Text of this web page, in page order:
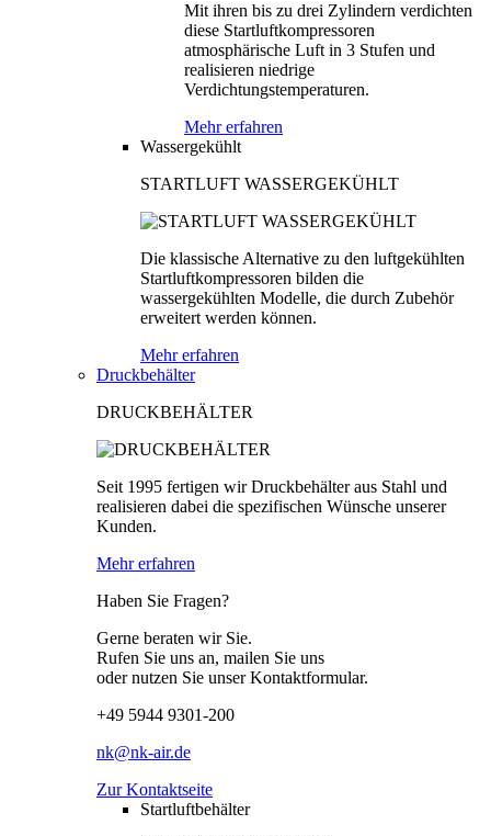
Mit ihren bis zu drei Zylindern verdichten
diese Startluftkompressoren
atmosphärische Luft in 3 Stufen und
realisieren niedrige
Verdichtungstemperaturen.
Mehr erfahren
Wassergekühlt
STARTLUFT WASSERGEKÜHLT
Die klassische Alternative zu den luftgekühlten
Startluftkompressoren bilden die
wassergekühlten Modelle, die durch Zubehör
erweitert werden können.
Mehr erfahren
Druckbehälter
DRUCKBEHÄLTER
Seit 1995 fertigen wir Druckbehälter aus Stahl und
realisieren dabei die spezifischen Wünsche unserer
Kunden.
Mehr erfahren
Haben Sie Fragen?
Gerne beraten wir Sie.
Rufen Sie uns an, mailen Sie uns
oder nutzen Sie unser Kontaktformular.
+49 5944 9301-200
nk@nk-air.de
Zur Kontaktseite
Startluftbehälter